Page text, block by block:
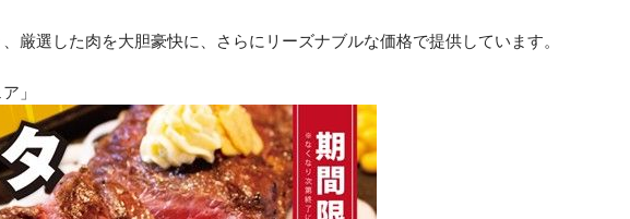
厳選した肉を大胆豪快に、さらにリーズナブルな価格で提供しています。
」